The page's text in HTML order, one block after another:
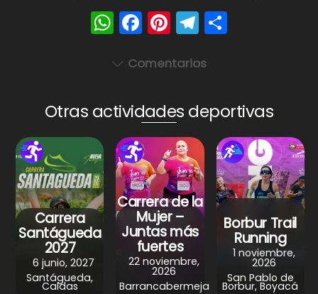
W
h
a
A
p
p
F
a
c
b
o
o
k
Pi
nt
er
st
T
el
e
a
m
Comentarios
Otras actividades deportivas
Carrera
Santágueda
2027
6 junio, 2027
Santágueda,
Caldas
Carrera de la
Mujer –
Juntas más
fuertes
22 noviembre,
2026
Barrancabermeja
Borbur Trail
Running
1 noviembre,
2026
San Pablo de
Borbur, Boyacá